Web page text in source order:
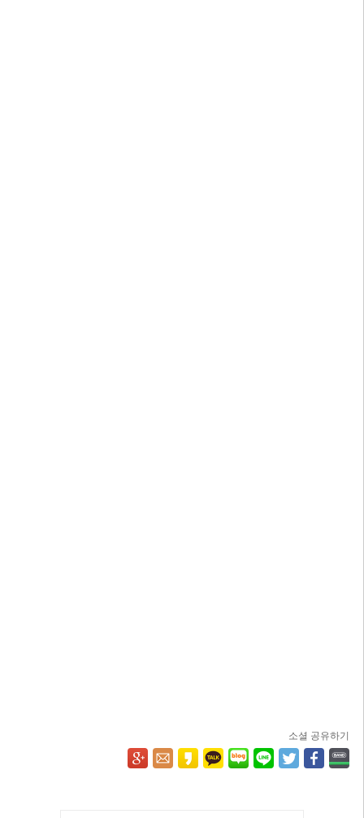
소셜 공유하기